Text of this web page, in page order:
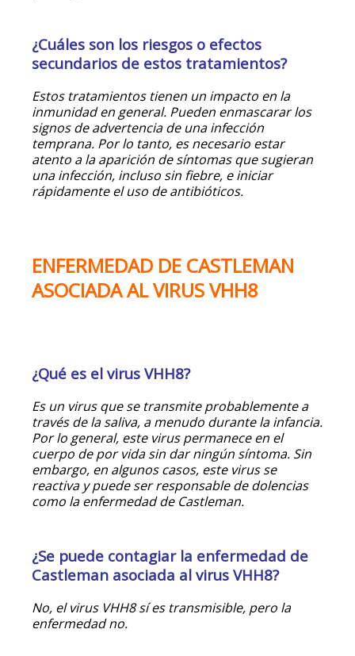
¿Cuáles son los riesgos o efectos
secundarios de estos tratamientos?
Estos tratamientos tienen un impacto en la
inmunidad en general. Pueden enmascarar los
signos de advertencia de una infección
temprana. Por lo tanto, es necesario estar
atento a la aparición de síntomas que sugieran
una infección, incluso sin fiebre, e iniciar
rápidamente el uso de antibióticos.
ENFERMEDAD DE CASTLEMAN
ASOCIADA AL VIRUS VHH8
¿Qué es el virus VHH8?
Es un virus que se transmite probablemente a
través de la saliva, a menudo durante la infancia.
Por lo general, este virus permanece en el
cuerpo de por vida sin dar ningún síntoma. Sin
embargo, en algunos casos, este virus se
reactiva y puede ser responsable de dolencias
como la enfermedad de Castleman.
¿Se puede contagiar la enfermedad de
Castleman asociada al virus VHH8?
No, el virus VHH8 sí es transmisible, pero la
enfermedad no.